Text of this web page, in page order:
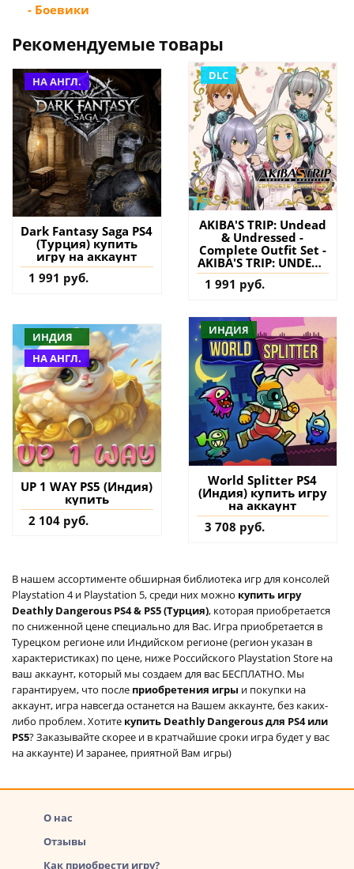
- Боевики
Рекомендуемые товары
НА АНГЛ.
Dark Fantasy Saga PS4
(Турция) купить
игру на аккаунт
1 991 руб.
DLC
AKIBA'S TRIP: Undead
& Undressed -
Complete Outfit Set -
AKIBA'S TRIP: UNDEAD
＆ UNDRESSED PS4
(Турция) купить
аккаунт
1 991 руб.
ИНДИЯ
НА АНГЛ.
UP 1 WAY PS5 (Индия)
купить
2 104 руб.
ИНДИЯ
World Splitter PS4
(Индия) купить игру
на аккаунт
3 708 руб.
В нашем ассортименте обширная библиотека игр для консолей
Playstation 4 и Playstation 5, среди них можно купить игру
Deathly Dangerous PS4 & PS5 (Турция), которая приобретается
по сниженной цене специально для Вас. Игра приобретается в
Турецком регионе или Индийском регионе (регион указан в
характеристиках) по цене, ниже Российского Playstation Store на
ваш аккаунт, который мы создаем для вас БЕСПЛАТНО. Мы
гарантируем, что после приобретения игры и покупки на
аккаунт, игра навсегда останется на Вашем аккаунте, без каких-
либо проблем. Хотите купить Deathly Dangerous для PS4 или
PS5? Заказывайте скорее и в кратчайшие сроки игра будет у вас
на аккаунте) И заранее, приятной Вам игры)
О нас
Отзывы
Как приобрести игру?